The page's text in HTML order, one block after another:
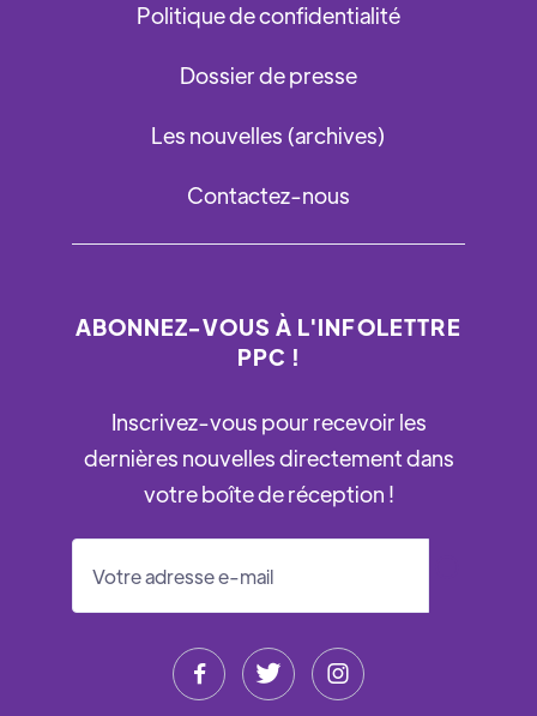
Politique de confidentialité
Dossier de presse
Les nouvelles (archives)
Contactez-nous
ABONNEZ-VOUS À L'INFOLETTRE
PPC !
Inscrivez-vous pour recevoir les
dernières nouvelles directement dans
votre boîte de réception !
  